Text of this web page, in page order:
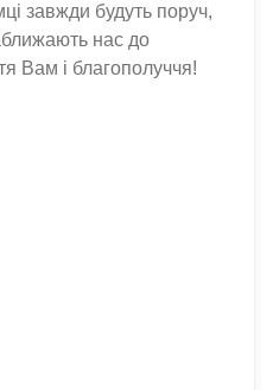
завжди будуть поруч,
нас до
Вам і благополуччя!